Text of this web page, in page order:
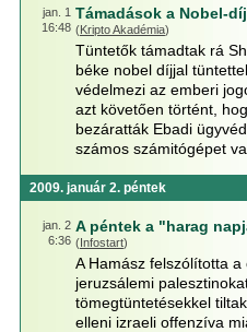
jan. 1
16:48
Támadások a Nobel-
(Kripto Akadémia)
Tüntetők támadtak rá
béke nobel díjjal
védelmezi az emberi
azt követően történt,
bezáratták Ebadi
számos számitógépet
2009. január 2. péntek
jan. 2
6:36
A péntek a "harag
(Infostart)
A Hamász felszólította
jeruzsálemi
tömegtüntetésekkel
elleni izraeli offenzíva